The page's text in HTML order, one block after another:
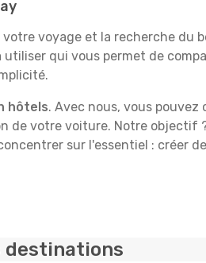
voyage et la recherche
qui vous permet de
hôtels. Avec nous, vous
de votre voiture. Notre
sur l'essentiel : créer
destinations